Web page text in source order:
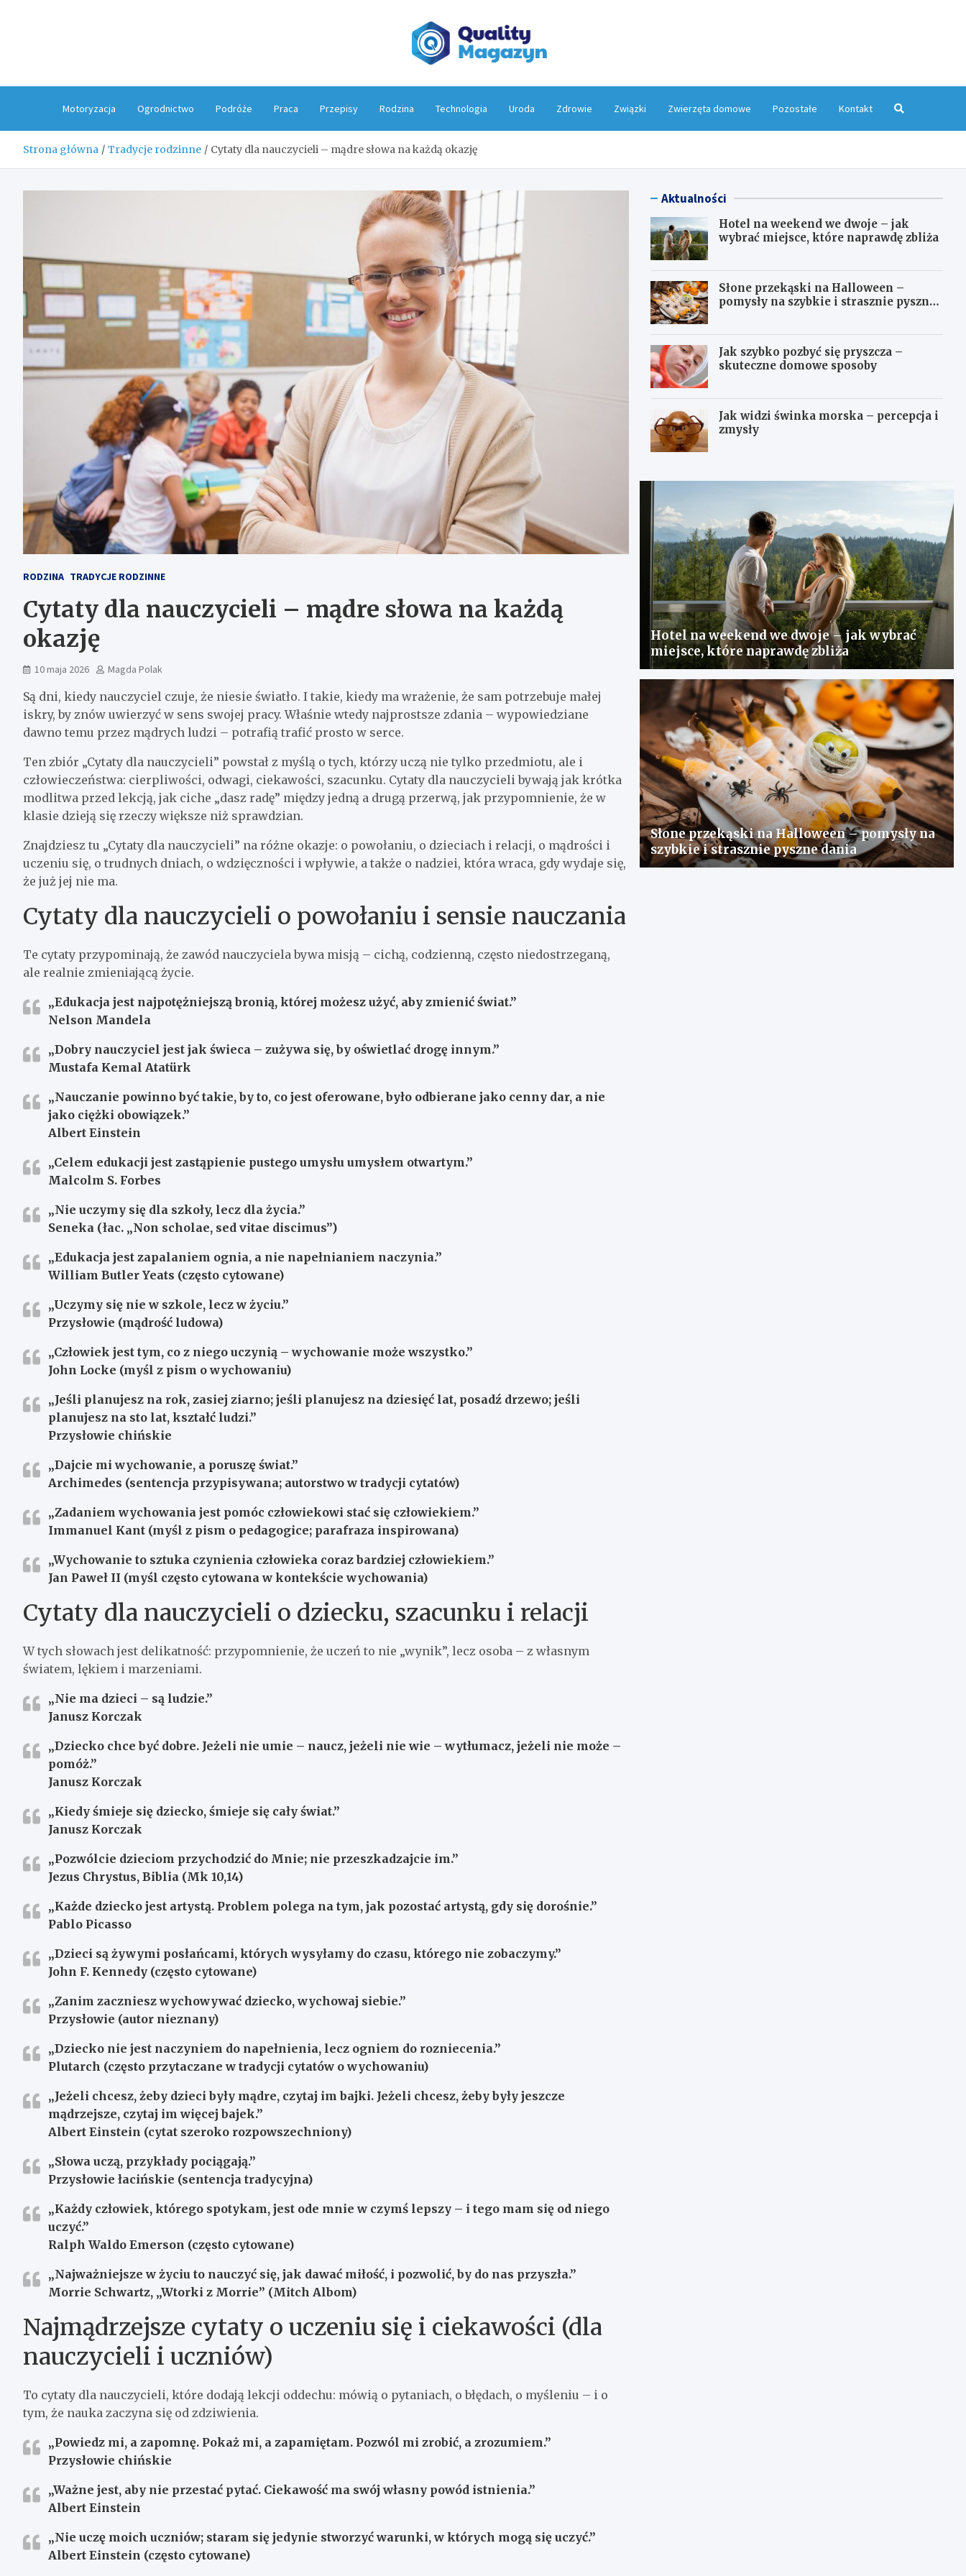
Motoryzacja Ogrodnictwo Podróże Praca Przepisy Rodzina Technologia Uroda Zdrowie Związki Zwierzęta domowe Pozostałe Kontakt
Strona główna Tradycje rodzinne Cytaty dla nauczycieli – mądre słowa na każdą okazję
RODZINA TRADYCJE RODZINNE
Cytaty dla nauczycieli – mądre słowa na każdą
okazję
10 maja 2026 Magda Polak
Są dni, kiedy nauczyciel czuje, że niesie światło. I takie, kiedy ma wrażenie, że sam potrzebuje małej
iskry, by znów uwierzyć w sens swojej pracy. Właśnie wtedy najprostsze zdania – wypowiedziane
dawno temu przez mądrych ludzi – potrafią trafić prosto w serce.
Ten zbiór „Cytaty dla nauczycieli” powstał z myślą o tych, którzy uczą nie tylko przedmiotu, ale i
człowieczeństwa: cierpliwości, odwagi, ciekawości, szacunku. Cytaty dla nauczycieli bywają jak krótka
modlitwa przed lekcją, jak ciche „dasz radę” między jedną a drugą przerwą, jak przypomnienie, że w
klasie dzieją się rzeczy większe niż sprawdzian.
Znajdziesz tu „Cytaty dla nauczycieli” na różne okazje: o powołaniu, o dzieciach i relacji, o mądrości i
uczeniu się, o trudnych dniach, o wdzięczności i wpływie, a także o nadziei, która wraca, gdy wydaje się,
że już jej nie ma.
Cytaty dla nauczycieli o powołaniu i sensie nauczania
Te cytaty przypominają, że zawód nauczyciela bywa misją – cichą, codzienną, często niedostrzeganą,
ale realnie zmieniającą życie.
„Edukacja jest najpotężniejszą bronią, której możesz użyć, aby zmienić świat.”
Nelson Mandela
„Dobry nauczyciel jest jak świeca – zużywa się, by oświetlać drogę innym.”
Mustafa Kemal Atatürk
„Nauczanie powinno być takie, by to, co jest oferowane, było odbierane jako cenny dar, a nie
jako ciężki obowiązek.”
Albert Einstein
„Celem edukacji jest zastąpienie pustego umysłu umysłem otwartym.”
Malcolm S. Forbes
„Nie uczymy się dla szkoły, lecz dla życia.”
Seneka (łac. „Non scholae, sed vitae discimus”)
„Edukacja jest zapalaniem ognia, a nie napełnianiem naczynia.”
William Butler Yeats (często cytowane)
„Uczymy się nie w szkole, lecz w życiu.”
Przysłowie (mądrość ludowa)
„Człowiek jest tym, co z niego uczynią – wychowanie może wszystko.”
John Locke (myśl z pism o wychowaniu)
„Jeśli planujesz na rok, zasiej ziarno; jeśli planujesz na dziesięć lat, posadź drzewo; jeśli
planujesz na sto lat, kształć ludzi.”
Przysłowie chińskie
„Dajcie mi wychowanie, a poruszę świat.”
Archimedes (sentencja przypisywana; autorstwo w tradycji cytatów)
„Zadaniem wychowania jest pomóc człowiekowi stać się człowiekiem.”
Immanuel Kant (myśl z pism o pedagogice; parafraza inspirowana)
„Wychowanie to sztuka czynienia człowieka coraz bardziej człowiekiem.”
Jan Paweł II (myśl często cytowana w kontekście wychowania)
Cytaty dla nauczycieli o dziecku, szacunku i relacji
W tych słowach jest delikatność: przypomnienie, że uczeń to nie „wynik”, lecz osoba – z własnym
światem, lękiem i marzeniami.
„Nie ma dzieci – są ludzie.”
Janusz Korczak
„Dziecko chce być dobre. Jeżeli nie umie – naucz, jeżeli nie wie – wytłumacz, jeżeli nie może –
pomóż.”
Janusz Korczak
„Kiedy śmieje się dziecko, śmieje się cały świat.”
Janusz Korczak
„Pozwólcie dzieciom przychodzić do Mnie; nie przeszkadzajcie im.”
Jezus Chrystus, Biblia (Mk 10,14)
„Każde dziecko jest artystą. Problem polega na tym, jak pozostać artystą, gdy się dorośnie.”
Pablo Picasso
„Dzieci są żywymi posłańcami, których wysyłamy do czasu, którego nie zobaczymy.”
John F. Kennedy (często cytowane)
„Zanim zaczniesz wychowywać dziecko, wychowaj siebie.”
Przysłowie (autor nieznany)
„Dziecko nie jest naczyniem do napełnienia, lecz ogniem do rozniecenia.”
Plutarch (często przytaczane w tradycji cytatów o wychowaniu)
„Jeżeli chcesz, żeby dzieci były mądre, czytaj im bajki. Jeżeli chcesz, żeby były jeszcze
mądrzejsze, czytaj im więcej bajek.”
Albert Einstein (cytat szeroko rozpowszechniony)
„Słowa uczą, przykłady pociągają.”
Przysłowie łacińskie (sentencja tradycyjna)
„Każdy człowiek, którego spotykam, jest ode mnie w czymś lepszy – i tego mam się od niego
uczyć.”
Ralph Waldo Emerson (często cytowane)
„Najważniejsze w życiu to nauczyć się, jak dawać miłość, i pozwolić, by do nas przyszła.”
Morrie Schwartz, „Wtorki z Morrie” (Mitch Albom)
Najmądrzejsze cytaty o uczeniu się i ciekawości (dla
nauczycieli i uczniów)
To cytaty dla nauczycieli, które dodają lekcji oddechu: mówią o pytaniach, o błędach, o myśleniu – i o
tym, że nauka zaczyna się od zdziwienia.
„Powiedz mi, a zapomnę. Pokaż mi, a zapamiętam. Pozwól mi zrobić, a zrozumiem.”
Przysłowie chińskie
„Ważne jest, aby nie przestać pytać. Ciekawość ma swój własny powód istnienia.”
Albert Einstein
„Nie uczę moich uczniów; staram się jedynie stworzyć warunki, w których mogą się uczyć.”
Albert Einstein (często cytowane)
Aktualności
Hotel na weekend we dwoje – jak
wybrać miejsce, które naprawdę zbliża
Słone przekąski na Halloween –
pomysły na szybkie i strasznie pyszne
Jak szybko pozbyć się pryszcza –
skuteczne domowe sposoby
Jak widzi świnka morska – percepcja i
zmysły
Hotel na weekend we dwoje – jak wybrać
miejsce, które naprawdę zbliża
Słone przekąski na Halloween – pomysły na
szybkie i strasznie pyszne dania